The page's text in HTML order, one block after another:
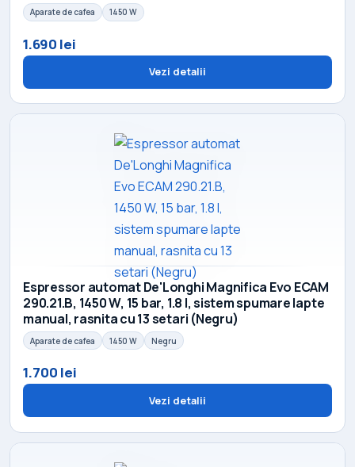
Aparate de cafea 1450 W
1.690 lei
Vezi detalii
Espressor automat De'Longhi Magnifica Evo ECAM
290.21.B, 1450 W, 15 bar, 1.8 l, sistem spumare lapte
manual, rasnita cu 13 setari (Negru)
Aparate de cafea 1450 W Negru
1.700 lei
Vezi detalii